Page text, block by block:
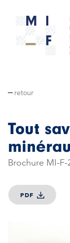
retour
Tout
Brochure MI-F
PDF